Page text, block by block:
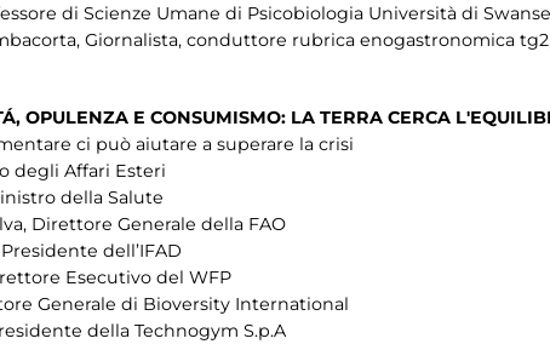
di Scienze Umane di Psicobiologia Università di
Giornalista, conduttore rubrica enogastronomica
OPULENZA E CONSUMISMO: LA TERRA CERCA
ci può aiutare a superare la crisi
degli Affari Esteri
della Salute
Direttore Generale della FAO
dell’IFAD
Esecutivo del WFP
Generale di Bioversity International
della Technogym S.p.A